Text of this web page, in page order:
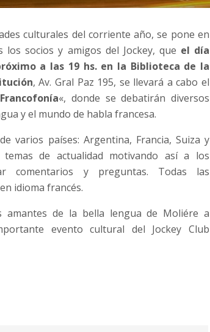
culturales del corriente año, se pone en
los socios y amigos del Jockey, que el día
a las 19 hs. en la Biblioteca de la
, Av. Gral Paz 195, se llevará a cabo el
«, donde se debatirán diversos
y el mundo de habla francesa.
varios países: Argentina, Francia, Suiza y
de actualidad motivando así a los
comentarios y preguntas. Todas las
idioma francés.
amantes de la bella lengua de Moliére a
evento cultural del Jockey Club